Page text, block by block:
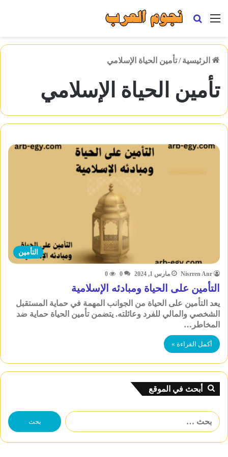
القائمة بحث
الرئيسية /تأمين الحياة الإسلامي
تأمين الحياة الإسلامي
التأمين
Nisrren Anr مارس 1, 2024 0
0
التأمين على الحياة ومبادئه الإسلامية
يعد التأمين على الحياة من الجوانب المهمة في حماية المستقبل
الشخصي والمالي للفرد وعائلته. يتضمن تأمين الحياة حماية ضد
المخاطر…
أكمل القراءة »
أبحث في الموقع
البحث
عن: